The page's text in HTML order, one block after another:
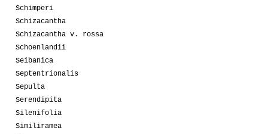
Schimperi
Schizacantha
Schizacantha v. rossa
Schoenlandii
Seibanica
Septentrionalis
Sepulta
Serendipita
Silenifolia
Similiramea